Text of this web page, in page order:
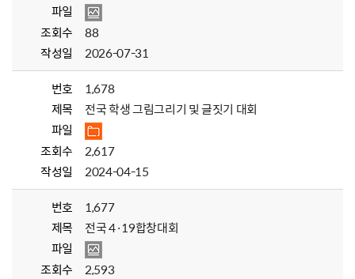
파일
조회수
88
작성일
2026-07-31
번호
1,678
제목
전국 학생 그림그리기 및 글짓기 대회
파일
조회수
2,617
작성일
2024-04-15
번호
1,677
제목
전국 4·19합창대회
파일
조회수
2,593